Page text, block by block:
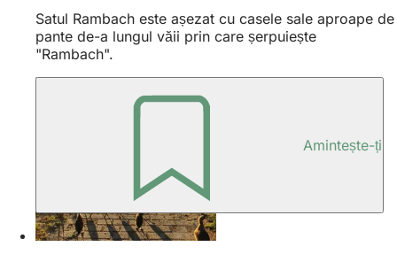
Satul Rambach este așezat cu casele sale aproape de
pante de-a lungul văii prin care șerpuiește
"Rambach".
Amintește-ți